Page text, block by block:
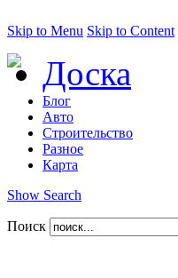
Skip to Menu Skip to Content
Доска
Блог
Авто
Строительство
Разное
Карта
Show Search
Поиск